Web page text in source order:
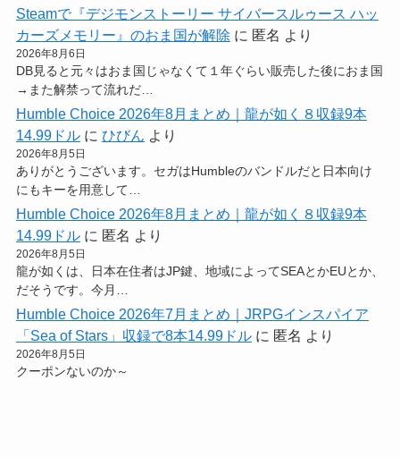
Steamで『デジモンストーリー サイバースルゥース ハッ
カーズメモリー』のおま国が解除 に 匿名 より
2026年8月6日
DB見ると元々はおま国じゃなくて１年ぐらい販売した後におま国
→また解禁って流れだ…
Humble Choice 2026年8月まとめ｜龍が如く８収録9本
14.99ドルに ひびん より
2026年8月5日
ありがとうございます。セガはHumbleのバンドルだと日本向け
にもキーを用意して…
Humble Choice 2026年8月まとめ｜龍が如く８収録9本
14.99ドルに 匿名 より
2026年8月5日
龍が如くは、日本在住者はJP鍵、地域によってSEAとかEUとか、
だそうです。今月…
Humble Choice 2026年7月まとめ｜JRPGインスパイア
「Sea of Stars」収録で8本14.99ドルに 匿名 より
2026年8月5日
クーポンないのか～